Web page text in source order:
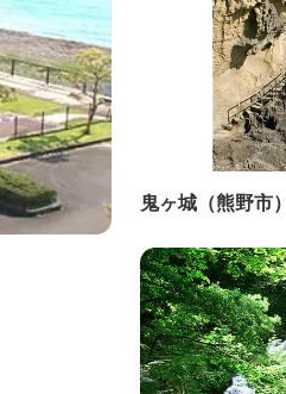
鬼ヶ城（熊野市）